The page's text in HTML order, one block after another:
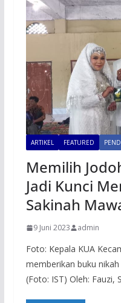
ARTIKEL FEATURED
Memilih
Jadi Kunci
Sakinah
9 Juni 2023 admin
Foto: Kepala KUA
memberikan buku
(Foto: IST) Oleh: Fauzi,